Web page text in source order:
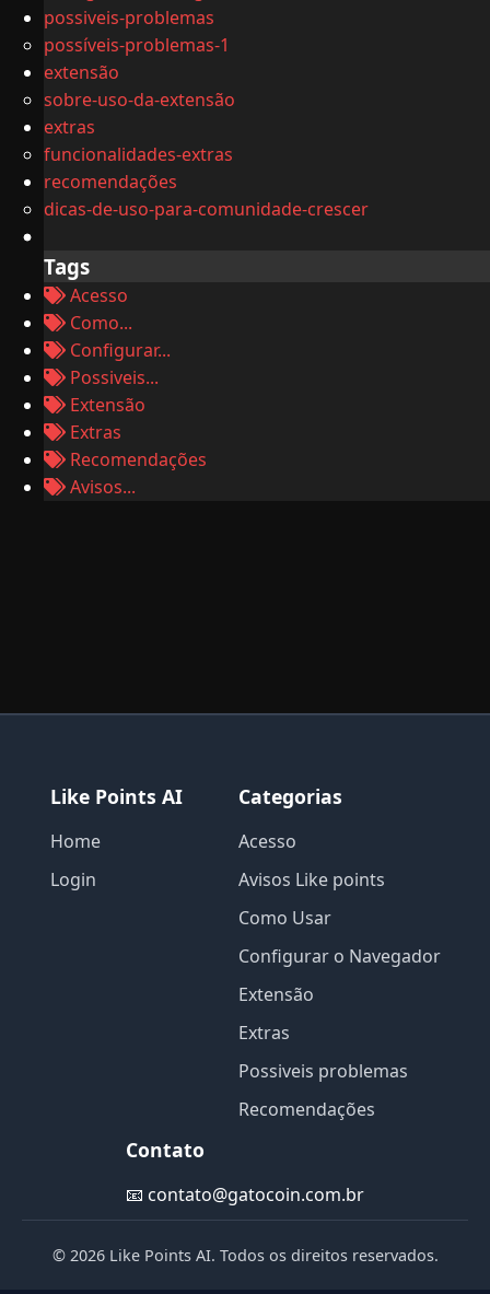
possiveis-problemas
possíveis-problemas-1
extensão
sobre-uso-da-extensão
extras
funcionalidades-extras
recomendações
dicas-de-uso-para-comunidade-crescer
Tags
Acesso
Como...
Configurar...
Possiveis...
Extensão
Extras
Recomendações
Avisos...
Like Points AI
Home
Login
Categorias
Acesso
Avisos Like points
Como Usar
Configurar o Navegador
Extensão
Extras
Possiveis problemas
Recomendações
Contato
📧 contato@gatocoin.com.br
© 2026 Like Points AI. Todos os direitos reservados.